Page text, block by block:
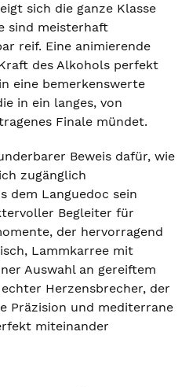
sich die ganze Klasse
sind meisterhaft
reif. Eine animierende
des Alkohols perfekt
eine bemerkenswerte
in ein langes, von
Finale mündet.
Beweis dafür, wie
zugänglich
dem Languedoc sein
Begleiter für
der hervorragend
Lammkarree mit
Auswahl an gereiftem
Herzensbrecher, der
Präzision und mediterrane
miteinander